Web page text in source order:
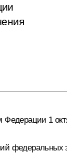
1